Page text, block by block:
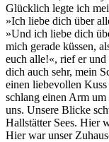
Glücklich legte ich
»Ich liebe dich über
»Und ich liebe dich
mich gerade küssen,
euch alle!«, rief er
dich auch sehr, mein
einen liebevollen
schlang einen Arm
uns. Unsere Blicke
Hallstätter Sees. Hier
Hier war unser